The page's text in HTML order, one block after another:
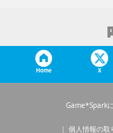
Home X
Game*Spark
個人情報の取